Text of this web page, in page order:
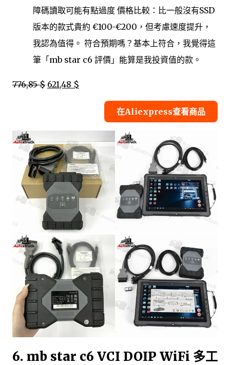
障碼讀取可能有點過度 價格比較：比一般沒有SSD
版本的款式貴約 €100-€200，但考慮速度提升，
我認為值得。 符合預期嗎？基本上符合，我覺得這
筆「mb star c6 評價」能算是我投資值的款。
776,85 $ 621,48 $
在Aliexpress查看商品
6. mb star c6 VCI DOIP WiFi 多工